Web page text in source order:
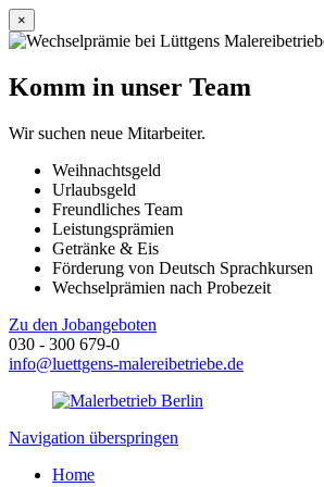
×
Komm in unser Team
Wir suchen neue Mitarbeiter.
Weihnachtsgeld
Urlaubsgeld
Freundliches Team
Leistungsprämien
Getränke & Eis
Förderung von Deutsch Sprachkursen
Wechselprämien nach Probezeit
Zu den Jobangeboten
030 - 300 679-0
info@luettgens-malereibetriebe.de
Navigation überspringen
Home